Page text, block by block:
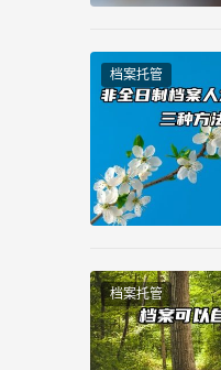
档案托管
档案托管